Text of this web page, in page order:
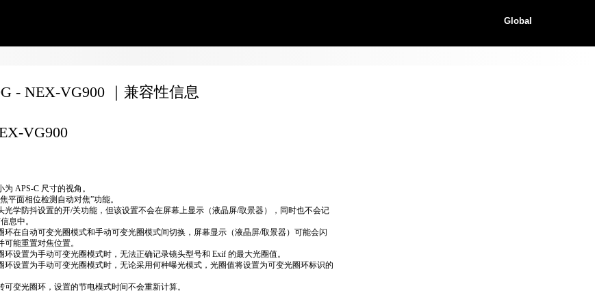
Global
- NEX-VG900 ｜兼容性信息
VG900
为 APS-C 尺寸的视角。
平面相位检测自动对焦”功能。
光学防抖设置的开/关功能，但该设置不会在屏幕上显示（液晶屏/取景器），同时也不会记
息中。
环在自动可变光圈模式和手动可变光圈模式间切换，屏幕显示（液晶屏/取景器）可能会闪
可能重置对焦位置。
环设置为手动可变光圈模式时，无法正确​​记录镜头型号和 Exif 的最大光圈值。
环设置为手动可变光圈模式时，无论采用何种曝光模式，光圈值将设置为可变光圈环标识的
可变光圈环，设置的节电模式时间不会重新计算。